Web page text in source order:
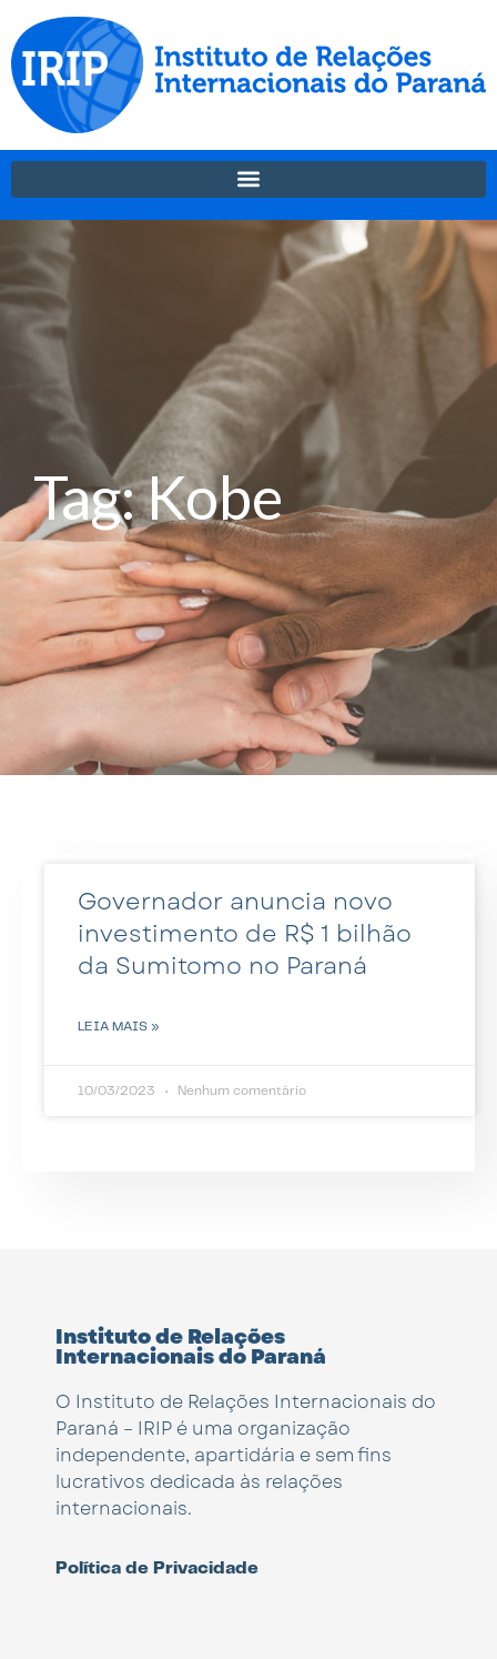
Tag: Kobe
Governador anuncia novo
investimento de R$ 1 bilhão
da Sumitomo no Paraná
LEIA MAIS »
10/03/2023 Nenhum comentário
Instituto de Relações
Internacionais do Paraná
O Instituto de Relações Internacionais do
Paraná – IRIP é uma organização
independente, apartidária e sem fins
lucrativos dedicada às relações
internacionais.
Política de Privacidade